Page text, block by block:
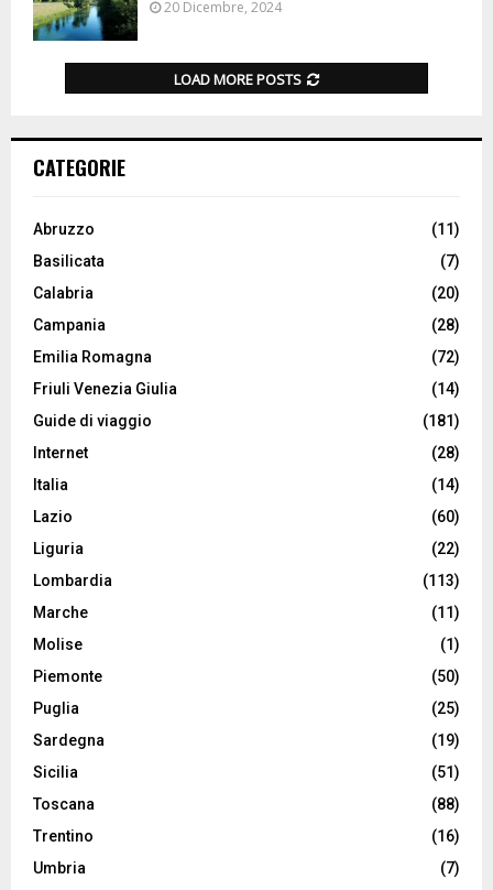
20 Dicembre, 2024
LOAD MORE POSTS
CATEGORIE
Abruzzo
(11)
Basilicata
(7)
Calabria
(20)
Campania
(28)
Emilia Romagna
(72)
Friuli Venezia Giulia
(14)
Guide di viaggio
(181)
Internet
(28)
Italia
(14)
Lazio
(60)
Liguria
(22)
Lombardia
(113)
Marche
(11)
Molise
(1)
Piemonte
(50)
Puglia
(25)
Sardegna
(19)
Sicilia
(51)
Toscana
(88)
Trentino
(16)
Umbria
(7)